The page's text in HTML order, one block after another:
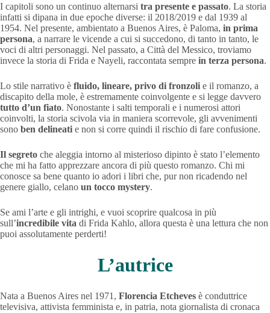
I capitoli sono un continuo alternarsi tra presente e passato. La storia
infatti si dipana in due epoche diverse: il 2018/2019 e dal 1939 al
1954. Nel presente, ambientato a Buenos Aires, è Paloma, in prima
persona, a narrare le vicende a cui si succedono, di tanto in tanto, le
voci di altri personaggi. Nel passato, a Città del Messico, troviamo
invece la storia di Frida e Nayeli, raccontata sempre in terza persona.
Lo stile narrativo è fluido, lineare, privo di fronzoli e il romanzo, a
discapito della mole, è estremamente coinvolgente e si legge davvero
tutto d’un fiato. Nonostante i salti temporali e i numerosi attori
coinvolti, la storia scivola via in maniera scorrevole, gli avvenimenti
sono ben delineati e non si corre quindi il rischio di fare confusione.
Il segreto che aleggia intorno al misterioso dipinto è stato l’elemento
che mi ha fatto apprezzare ancora di più questo romanzo. Chi mi
conosce sa bene quanto io adori i libri che, pur non ricadendo nel
genere giallo, celano un tocco mystery.
Se ami l’arte e gli intrighi, e vuoi scoprire qualcosa in più
sull’incredibile vita di Frida Kahlo, allora questa è una lettura che non
puoi assolutamente perderti!
L’autrice
Nata a Buenos Aires nel 1971, Florencia Etcheves è conduttrice
televisiva, attivista femminista e, in patria, nota giornalista di cronaca